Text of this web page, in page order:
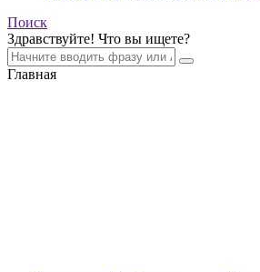
Поиск
Здравствуйте! Что вы ищете?
Главная